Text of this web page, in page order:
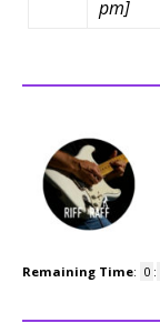
pm]
Remaining Time: 0 :